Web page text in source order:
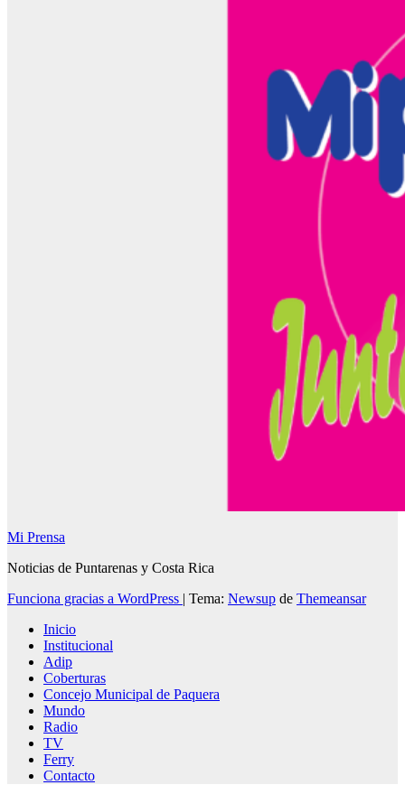
Mi Prensa
Noticias de Puntarenas y Costa Rica
Funciona gracias a WordPress
Tema: Newsup de Themeansar
Inicio
Institucional
Adip
Coberturas
Concejo Municipal de Paquera
Mundo
Radio
TV
Ferry
Contacto